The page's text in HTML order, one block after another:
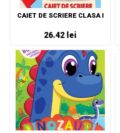
CAIET DE SCRIERE CLASA I
26.42 lei